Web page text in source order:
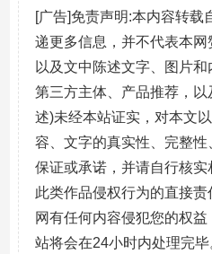
[广告]免责声明:本内容转载
递更多信息，并不代表本
以及文中陈述文字、图片
第三方主体、产品推荐，
述)未经本站证实，对本文
容、文字的真实性、完整
保证或承诺，并请自行核
此类作品侵权行为的直接
网有任何内容侵犯您的权
站将会在24小时内处理完毕